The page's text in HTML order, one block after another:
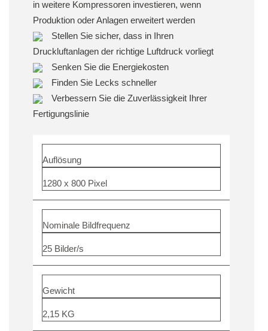
in weitere Kompressoren investieren, wenn
Produktion oder Anlagen erweitert werden
Stellen Sie sicher, dass in Ihren
Druckluftanlagen der richtige Luftdruck vorliegt
Senken Sie die Energiekosten
Finden Sie Lecks schneller
Verbessern Sie die Zuverlässigkeit Ihrer
Fertigungslinie
Auflösung
1280 x 800 Pixel
Nominale Bildfrequenz
25 Bilder/s
Gewicht
2,15 KG